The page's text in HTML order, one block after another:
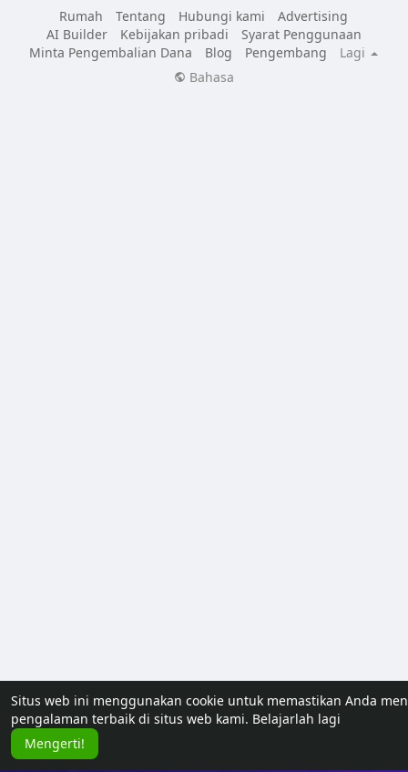
Situs web ini menggunakan cookie untuk memastikan Anda
pengalaman terbaik di situs web kami. Belajarlah lagi
Mengerti!
Rumah
Tentang Hubungi kami
Advertising
AI Builder
Kebijakan pribadi
Syarat Penggunaan
Minta Pengembalian Dana
Blog Pengembang
Lagi
Bahasa